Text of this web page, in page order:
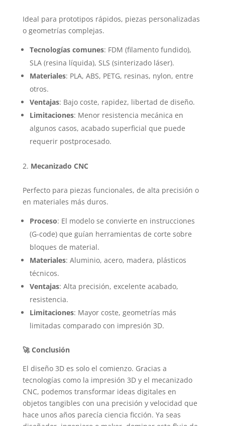
Ideal para prototipos rápidos, piezas personalizadas
o geometrías complejas.
Tecnologías comunes: FDM (filamento fundido),
SLA (resina líquida), SLS (sinterizado láser).
Materiales: PLA, ABS, PETG, resinas, nylon, entre
otros.
Ventajas: Bajo coste, rapidez, libertad de diseño.
Limitaciones: Menor resistencia mecánica en
algunos casos, acabado superficial que puede
requerir postprocesado.
Mecanizado CNC
Perfecto para piezas funcionales, de alta precisión o
en materiales más duros.
Proceso: El modelo se convierte en instrucciones
(G-code) que guían herramientas de corte sobre
bloques de material.
Materiales: Aluminio, acero, madera, plásticos
técnicos.
Ventajas: Alta precisión, excelente acabado,
resistencia.
Limitaciones: Mayor coste, geometrías más
limitadas comparado con impresión 3D.
🚀Conclusión
El diseño 3D es solo el comienzo. Gracias a
tecnologías como la impresión 3D y el mecanizado
CNC, podemos transformar ideas digitales en
objetos tangibles con una precisión y velocidad que
hace unos años parecía ciencia ficción. Ya seas